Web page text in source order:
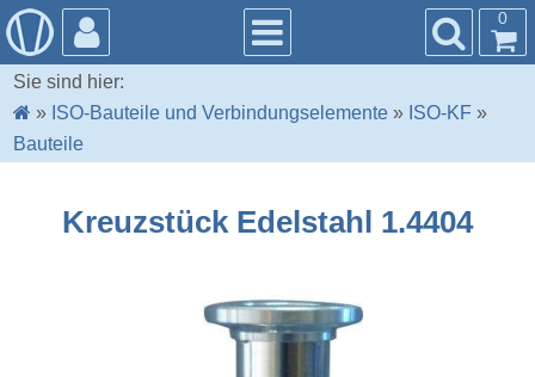
0
Sie sind hier:
» ISO-Bauteile und Verbindungselemente » ISO-KF »
Bauteile
Kreuzstück Edelstahl 1.4404